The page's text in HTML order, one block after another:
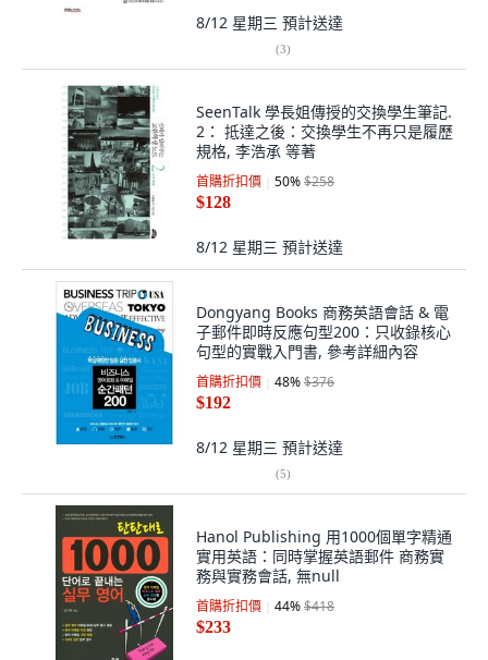
8/12 星期三 預計送達
(3)
SeenTalk 學長姐傳授的交換學生筆記.
2： 抵達之後：交換學生不再只是履歷
規格, 李浩承 等著
首購折扣價 50%$258
$128
8/12 星期三 預計送達
Dongyang Books 商務英語會話 & 電
子郵件即時反應句型200：只收錄核心
句型的實戰入門書, 參考詳細內容
首購折扣價 48%$376
$192
8/12 星期三 預計送達
(5)
Hanol Publishing 用1000個單字精通
實用英語：同時掌握英語郵件 商務實
務與實務會話, 無null
首購折扣價 44%$418
$233